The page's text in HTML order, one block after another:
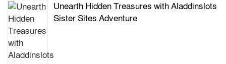
Unearth Hidden Treasures with Aladdinslots
Sister Sites Adventure